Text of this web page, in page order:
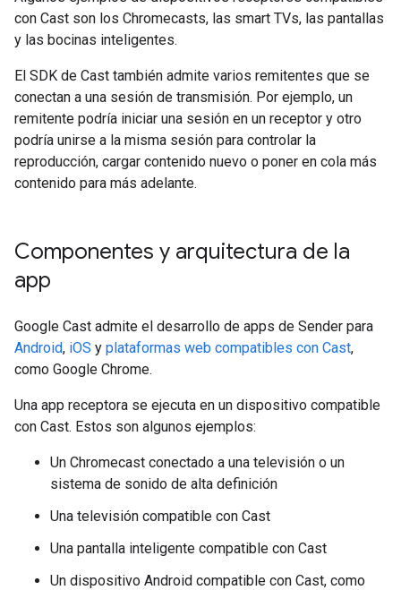
con Cast son los Chromecasts, las smart TVs, las pantallas
y las bocinas inteligentes.
El SDK de Cast también admite varios remitentes que se
conectan a una sesión de transmisión. Por ejemplo, un
remitente podría iniciar una sesión en un receptor y otro
podría unirse a la misma sesión para controlar la
reproducción, cargar contenido nuevo o poner en cola más
contenido para más adelante.
Componentes y arquitectura de la
app
Google Cast admite el desarrollo de apps de Sender para
Android, iOS y plataformas web compatibles con Cast,
como Google Chrome.
Una app receptora se ejecuta en un dispositivo compatible
con Cast. Estos son algunos ejemplos:
Un Chromecast conectado a una televisión o un
sistema de sonido de alta definición
Una televisión compatible con Cast
Una pantalla inteligente compatible con Cast
Un dispositivo Android compatible con Cast, como